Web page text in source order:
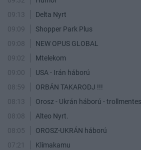
09:13
Delta Nyrt
09:09
Shopper Park Plus
09:08
NEW OPUS GLOBAL
09:02
Mtelekom
09:00
USA - Irán háború
08:59
ORBÁN TAKARODJ !!!
08:13
Orosz - Ukrán háború -
08:08
Alteo Nyrt.
08:05
OROSZ-UKRÁN háború
07:21
Klímakamu